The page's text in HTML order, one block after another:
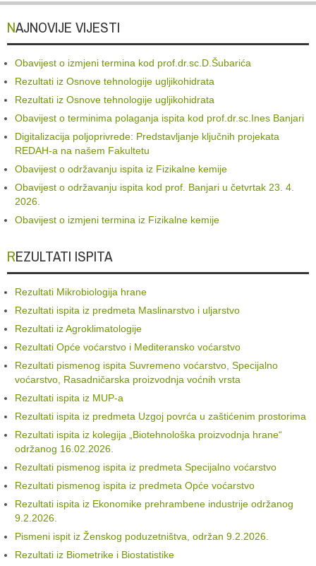
NAJNOVIJE VIJESTI
Obavijest o izmjeni termina kod prof.dr.sc.D.Šubarića
Rezultati iz Osnove tehnologije ugljikohidrata
Rezultati iz Osnove tehnologije ugljikohidrata
Obavijest o terminima polaganja ispita kod prof.dr.sc.Ines Banjari
Digitalizacija poljoprivrede: Predstavljanje ključnih projekata
REDAH-a na našem Fakultetu
Obavijest o održavanju ispita iz Fizikalne kemije
Obavijest o održavanju ispita kod prof. Banjari u četvrtak 23. 4.
2026.
Obavijest o izmjeni termina iz Fizikalne kemije
REZULTATI ISPITA
Rezultati Mikrobiologija hrane
Rezultati ispita iz predmeta Maslinarstvo i uljarstvo
Rezultati iz Agroklimatologije
Rezultati Opće voćarstvo i Mediteransko voćarstvo
Rezultati pismenog ispita Suvremeno voćarstvo, Specijalno
voćarstvo, Rasadničarska proizvodnja voćnih vrsta
Rezultati ispita iz MUP-a
Rezultati ispita iz predmeta Uzgoj povrća u zaštićenim prostorima
Rezultati ispita iz kolegija „Biotehnološka proizvodnja hrane“
održanog 16.02.2026.
Rezultati pismenog ispita iz predmeta Specijalno voćarstvo
Rezultati pismenog ispita iz predmeta Opće voćarstvo
Rezultati ispita iz Ekonomike prehrambene industrije održanog
9.2.2026.
Pismeni ispit iz Ženskog poduzetništva, održan 9.2.2026.
Rezultati iz Biometrike i Biostatistike